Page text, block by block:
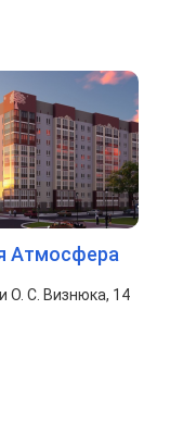
Атмосфера
О. С. Визнюка, 14